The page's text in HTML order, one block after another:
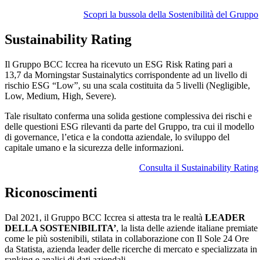
Scopri la bussola della Sostenibilità del Gruppo
Sustainability Rating
Il Gruppo BCC Iccrea ha ricevuto un ESG Risk Rating pari a
13,7 da Morningstar Sustainalytics corrispondente ad un livello di
rischio ESG “Low”, su una scala costituita da 5 livelli (Negligible,
Low, Medium, High, Severe).
Tale risultato conferma una solida gestione complessiva dei rischi e
delle questioni ESG rilevanti da parte del Gruppo, tra cui il modello
di governance, l’etica e la condotta aziendale, lo sviluppo del
capitale umano e la sicurezza delle informazioni.
Consulta il Sustainability Rating
Riconoscimenti
Dal 2021, il Gruppo BCC Iccrea si attesta tra le realtà LEADER
DELLA SOSTENIBILITA’, la lista delle aziende italiane premiate
come le più sostenibili, stilata in collaborazione con Il Sole 24 Ore
da Statista, azienda leader delle ricerche di mercato e specializzata in